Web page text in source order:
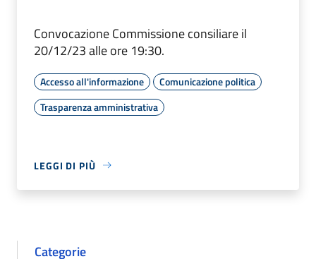
Convocazione Commissione consiliare il
20/12/23 alle ore 19:30.
Accesso all'informazione
Comunicazione politica
Trasparenza amministrativa
LEGGI DI PIÙ
Categorie